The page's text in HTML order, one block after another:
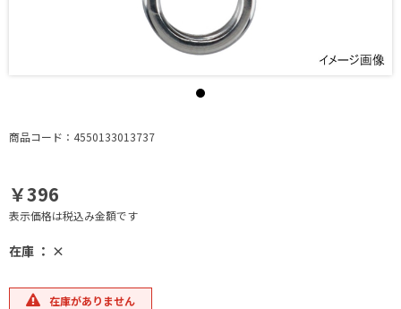
商品コード：4550133013737
￥396
表示価格は税込み金額です
在庫 ： ×
在庫がありません